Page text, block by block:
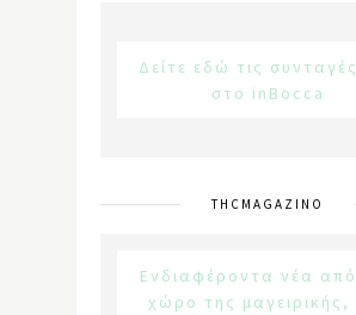
Δείτε εδώ τις
στο inBocca
THCMAGAZINO
Ενδιαφέροντα νέα
χώρο της μαγειρικής,